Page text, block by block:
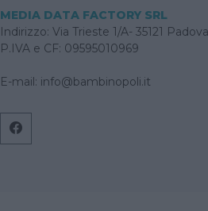
MEDIA DATA FACTORY SRL
Indirizzo: Via Trieste 1/A- 35121 Padova
P.IVA e CF: 09595010969
E-mail: info@bambinopoli.it